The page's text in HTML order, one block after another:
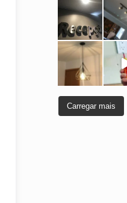
Carregar mais